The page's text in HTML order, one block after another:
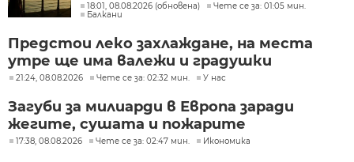
кораби
18:01, 08.08.2026 (обновена)
Чете се за: 01:05 мин.
Балкани
Предстои леко захлаждане, на места
утре ще има валежи и градушки
21:24, 08.08.2026 Чете се за: 02:32 мин. У нас
Загуби за милиарди в Европа заради
жегите, сушата и пожарите
17:38, 08.08.2026 Чете се за: 02:47 мин. Икономика